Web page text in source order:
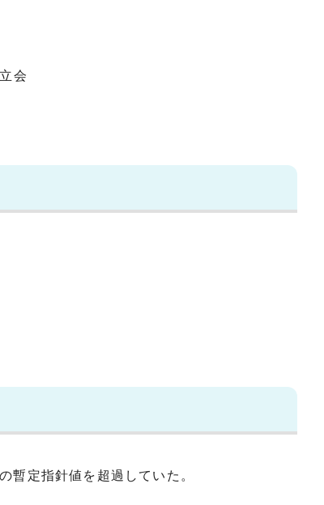
会
定指針値を超過していた。